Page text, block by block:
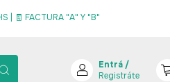
| 🧾 FACTURA "A" Y "B"
Entrá /
Registráte